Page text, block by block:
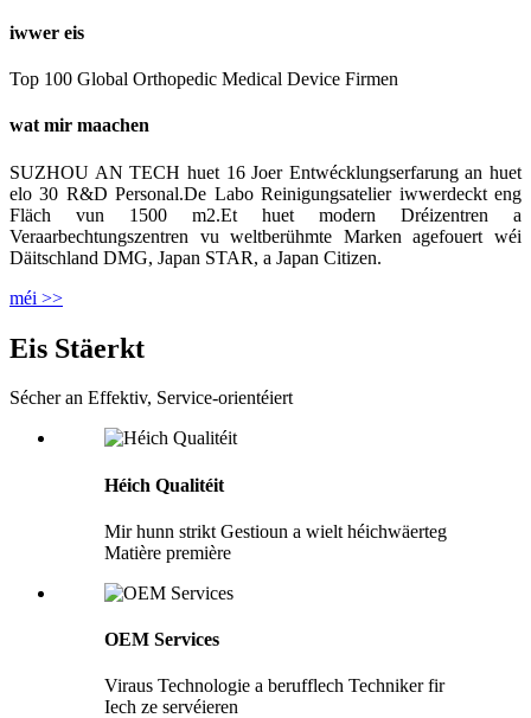
iwwer eis
Top 100 Global Orthopedic Medical Device Firmen
wat mir maachen
SUZHOU AN TECH huet 16 Joer Entwécklungserfarung an huet
elo 30 R&D Personal.De Labo Reinigungsatelier iwwerdeckt eng
Fläch vun 1500 m2.Et huet modern Dréizentren a
Veraarbechtungszentren vu weltberühmte Marken agefouert wéi
Däitschland DMG, Japan STAR, a Japan Citizen.
méi >>
Eis Stäerkt
Sécher an Effektiv, Service-orientéiert
Héich Qualitéit
Mir hunn strikt Gestioun a wielt héichwäerteg
Matière première
OEM Services
Viraus Technologie a berufflech Techniker fir
Iech ze servéieren